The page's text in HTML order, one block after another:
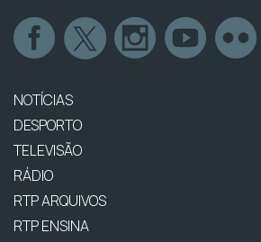
NOTÍCIAS
DESPORTO
TELEVISÃO
RÁDIO
RTP ARQUIVOS
RTP ENSINA